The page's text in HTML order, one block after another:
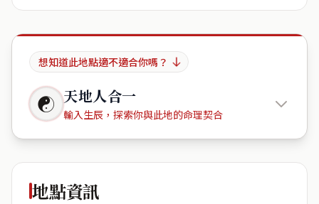
想知道此地點適不適合你嗎？
☯ 天地人合一
輸入生辰，探索你與此地的命理契合
故宮博物
地點資訊